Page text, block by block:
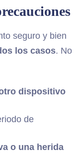
seguro y bien
los casos. No
dispositivo
de
o una herida